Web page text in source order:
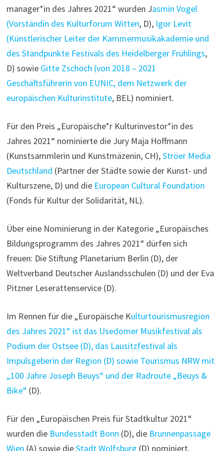
manager*in des Jahres 2021“ wurden Jasmin Vogel
(Vorständin des Kulturforum Witten, D), Igor Levit
(Künstlerischer Leiter der Kammermusikakademie und
des Standpunkte Festivals des Heidelberger Frühlings,
D) sowie Gitte Zschoch (von 2018 – 2021
Geschäftsführerin von EUNIC, dem Netzwerk der
europäischen Kulturinstitute, BEL) nominiert.
Für den Preis „Europäische*r Kulturinvestor*in des
Jahres 2021“ nominierte die Jury Maja Hoffmann
(Kunstsammlerin und Kunstmäzenin, CH),Ströer Media
Deutschland (Partner der Städte sowie der Kunst- und
Kulturszene, D) und die European Cultural Foundation
(Fonds für Kultur der Solidarität, NL).
Über eine Nominierung in der Kategorie „Europäisches
Bildungsprogramm des Jahres 2021“ dürfen sich
freuen: Die Stiftung Planetarium Berlin (D), der
Weltverband Deutscher Auslandsschulen (D) und der Eva
Pitzner Leserattenservice (D).
Im Rennen für die „Europäische Kulturtourismusregion
des Jahres 2021“ ist das Usedomer Musikfestival als
Podium der Ostsee (D), das Lausitzfestival als
Impulsgeberin der Region (D) sowie Tourismus NRW mit
„100 Jahre Joseph Beuys“ und der Radroute „Beuys &
Bike“ (D).
Für den „Europäischen Preis für Stadtkultur 2021“
wurden die Bundesstadt Bonn (D), die Brunnenpassage
Wien (A) sowie dieStadt Wolfsburg (D) nominiert.